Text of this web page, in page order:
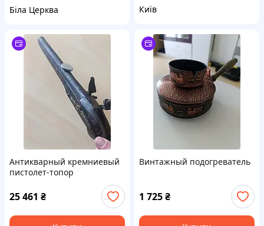
Біла Церква
Київ
Антикварный кремниевый
пистолет-топор
25 461 ₴
Винтажный подогреватель
1 725₴